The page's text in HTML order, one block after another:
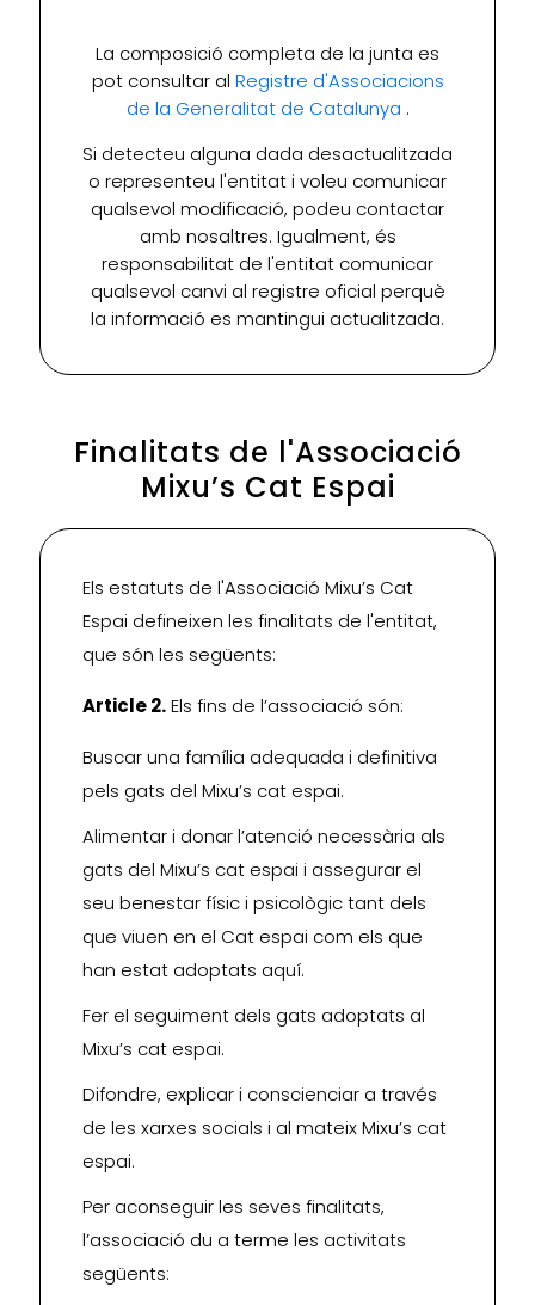
La composició completa de la junta es
pot consultar al Registre d'Associacions
de la Generalitat de Catalunya .
Si detecteu alguna dada desactualitzada
o representeu l'entitat i voleu comunicar
qualsevol modificació, podeu contactar
amb nosaltres. Igualment, és
responsabilitat de l'entitat comunicar
qualsevol canvi al registre oficial perquè
la informació es mantingui actualitzada.
Finalitats de l'Associació
Mixu’s Cat Espai
Els estatuts de l'Associació Mixu’s Cat
Espai defineixen les finalitats de l'entitat,
que són les següents:
Article 2.Els fins de l’associació són:
Buscar una família adequada i definitiva
pels gats del Mixu’s cat espai.
Alimentar i donar l’atenció necessària als
gats del Mixu’s cat espai i assegurar el
seu benestar físic i psicològic tant dels
que viuen en el Cat espai com els que
han estat adoptats aquí.
Fer el seguiment dels gats adoptats al
Mixu’s cat espai.
Difondre, explicar i conscienciar a través
de les xarxes socials i al mateix Mixu’s cat
espai.
Per aconseguir les seves finalitats,
l’associació du a terme les activitats
següents: